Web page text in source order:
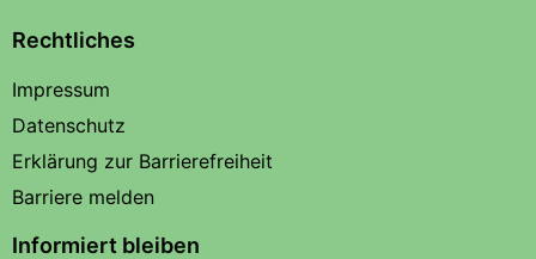
Rechtliches
Impressum
Datenschutz
Erklärung zur Barrierefreiheit
Barriere melden
Informiert bleiben